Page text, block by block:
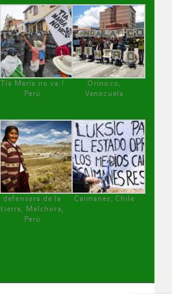
Tía María no va !
Perú
Orinoco,
Venezuela
defensora de la
tierra, Melchora,
Perú
Caimanes, Chile